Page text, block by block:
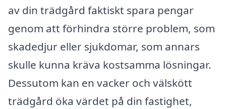
av din trädgård faktiskt spara pengar
genom att förhindra större problem, som
skadedjur eller sjukdomar, som annars
skulle kunna kräva kostsamma lösningar.
Dessutom kan en vacker och välskött
trädgård öka värdet på din fastighet,